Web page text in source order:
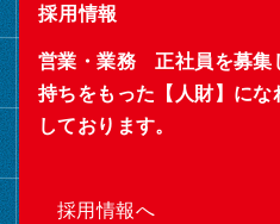
採用情報
営業・業務 正社員を募集
持ちをもった【人財】に
しております。
採用情報へ